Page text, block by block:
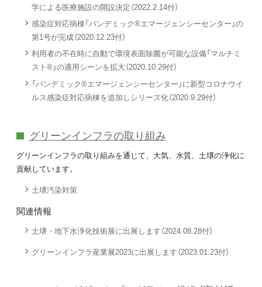
学による医療施設の開設決定（2022.2.14付）
感染症対応病棟「パンデミック®エマージェンシーセンター」の
第1号が完成（2020.12.23付）
利用者の不在時に自動で環境表面除菌が可能な設備「マルチミ
スト®」の適用シーンを拡大（2020.10.29付）
「パンデミック®エマージェンシーセンター」に新型コロナウイ
ルス感染症対応病棟を追加しシリーズ化（2020.9.29付）
グリーンインフラの取り組み
グリーンインフラの取り組みを通じて、大気、水質、土壌の浄化に
貢献しています。
土壌汚染対策
関連情報
土壌・地下水浄化技術展に出展します（2024.08.28付）
グリーンインフラ産業展2023に出展します（2023.01.23付）